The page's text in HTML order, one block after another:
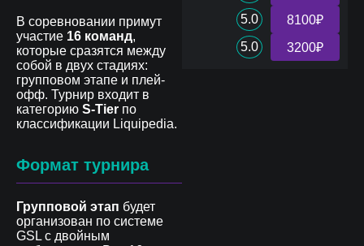
В соревновании примут
участие 16 команд,
которые сразятся между
собой в двух стадиях:
групповом этапе и плей-
офф. Турнир входит в
категорию S-Tier по
классификации Liquipedia.
Формат турнира
Групповой этап будет
организован по системе
GSL с двойным
5.0
8100₽
5.0
3200₽